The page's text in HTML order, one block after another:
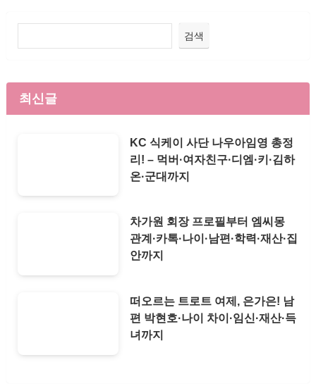
검색
최신글
KC 식케이 사단 나우아임영 총정
리! – 먹버·여자친구·디엠·키·김하
온·군대까지
차가원 회장 프로필부터 엠씨몽
관계·카톡·나이·남편·학력·재산·집
안까지
떠오르는 트로트 여제, 은가은! 남
편 박현호·나이 차이·임신·재산·득
녀까지